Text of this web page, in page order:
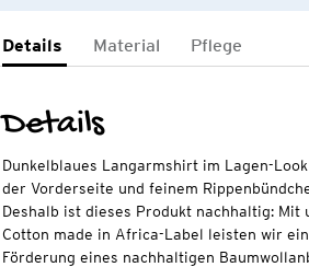
Details Material Pflege
Details
Dunkelblaues Langarmshirt im Lagen-
der Vorderseite und feinem
Deshalb ist dieses Produkt nachhaltig: Mit
Cotton made in Africa-Label leisten wir
Förderung eines nachhaltigen